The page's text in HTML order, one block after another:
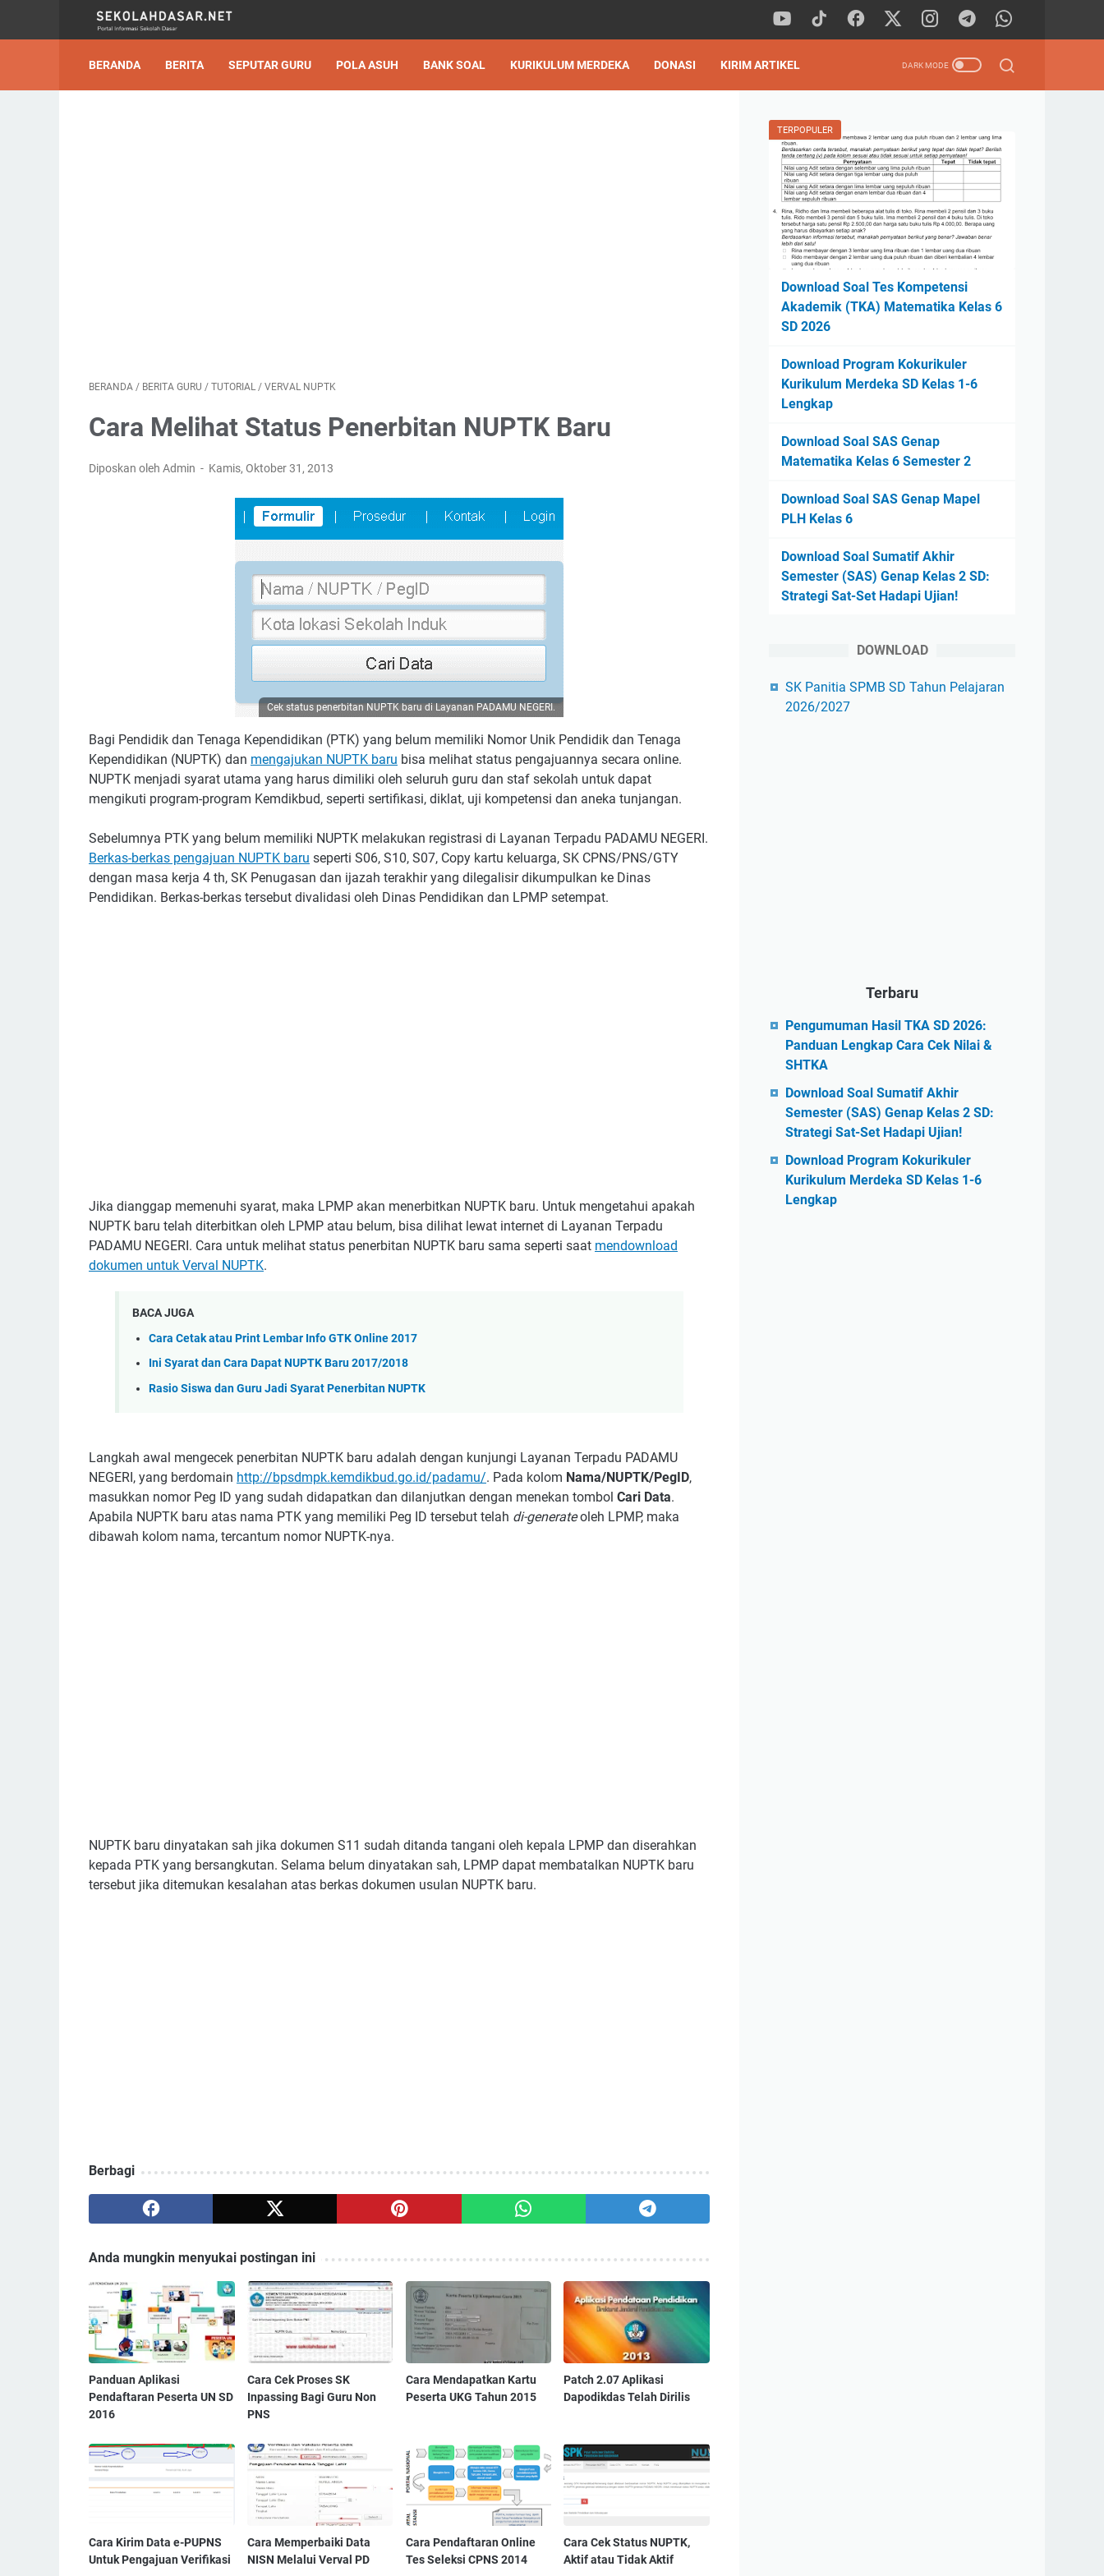
BERANDA BERITA SEPUTAR GURU POLA ASUH BANK SOAL KURIKULUM MERDEKA DONASI KIRIM ARTIKEL
BERANDA / BERITA GURU / TUTORIAL / VERVAL NUPTK
Cara Melihat Status Penerbitan NUPTK Baru
Diposkan oleh Admin Kamis, Oktober 31, 2013
Cek status penerbitan NUPTK baru di Layanan PADAMU NEGERI.
Bagi Pendidik dan Tenaga Kependidikan (PTK) yang belum memiliki Nomor Unik Pendidik dan Tenaga
Kependidikan (NUPTK) dan mengajukan NUPTK baru bisa melihat status pengajuannya secara online.
NUPTK menjadi syarat utama yang harus dimiliki oleh seluruh guru dan staf sekolah untuk dapat
mengikuti program-program Kemdikbud, seperti sertifikasi, diklat, uji kompetensi dan aneka tunjangan.
Sebelumnya PTK yang belum memiliki NUPTK melakukan registrasi di Layanan Terpadu PADAMU NEGERI.
Berkas-berkas pengajuan NUPTK baru seperti S06, S10, S07, Copy kartu keluarga, SK CPNS/PNS/GTY
dengan masa kerja 4 th, SK Penugasan dan ijazah terakhir yang dilegalisir dikumpulkan ke Dinas
Pendidikan. Berkas-berkas tersebut divalidasi oleh Dinas Pendidikan dan LPMP setempat.
Jika dianggap memenuhi syarat, maka LPMP akan menerbitkan NUPTK baru. Untuk mengetahui apakah
NUPTK baru telah diterbitkan oleh LPMP atau belum, bisa dilihat lewat internet di Layanan Terpadu
PADAMU NEGERI. Cara untuk melihat status penerbitan NUPTK baru sama seperti saat mendownload
dokumen untuk Verval NUPTK.
BACA JUGA
Cara Cetak atau Print Lembar Info GTK Online 2017
Ini Syarat dan Cara Dapat NUPTK Baru 2017/2018
Rasio Siswa dan Guru Jadi Syarat Penerbitan NUPTK
Langkah awal mengecek penerbitan NUPTK baru adalah dengan kunjungi Layanan Terpadu PADAMU
NEGERI, yang berdomain http://bpsdmpk.kemdikbud.go.id/padamu/. Pada kolom Nama/NUPTK/PegID,
masukkan nomor Peg ID yang sudah didapatkan dan dilanjutkan dengan menekan tombol Cari Data.
Apabila NUPTK baru atas nama PTK yang memiliki Peg ID tersebut telah di-generateoleh LPMP, maka
dibawah kolom nama, tercantum nomor NUPTK-nya.
NUPTK baru dinyatakan sah jika dokumen S11 sudah ditanda tangani oleh kepala LPMP dan diserahkan
kepada PTK yang bersangkutan. Selama belum dinyatakan sah, LPMP dapat membatalkan NUPTK baru
tersebut jika ditemukan kesalahan atas berkas dokumen usulan NUPTK baru.
Berbagi
Anda mungkin menyukai postingan ini
Panduan Aplikasi
Pendaftaran Peserta UN SD
2016
Cara Cek Proses SK
Inpassing Bagi Guru Non
PNS
Cara Mendapatkan Kartu
Peserta UKG Tahun 2015
Patch 2.07 Aplikasi
Dapodikdas Telah Dirilis
Cara Kirim Data e-PUPNS
Untuk Pengajuan Verifikasi
Cara Memperbaiki Data
NISN Melalui Verval PD
Cara Pendaftaran Online
Tes Seleksi CPNS 2014
Cara Cek Status NUPTK,
Aktif atau Tidak Aktif
TERPOPULER
Download Soal Tes Kompetensi
Akademik (TKA) Matematika Kelas 6
SD 2026
Download Program Kokurikuler
Kurikulum Merdeka SD Kelas 1-6
Lengkap
Download Soal SAS Genap
Matematika Kelas 6 Semester 2
Download Soal SAS Genap Mapel
PLH Kelas 6
Download Soal Sumatif Akhir
Semester (SAS) Genap Kelas 2 SD:
Strategi Sat-Set Hadapi Ujian!
DOWNLOAD
SK Panitia SPMB SD Tahun Pelajaran
2026/2027
Terbaru
Pengumuman Hasil TKA SD 2026:
Panduan Lengkap Cara Cek Nilai &
SHTKA
Download Soal Sumatif Akhir
Semester (SAS) Genap Kelas 2 SD:
Strategi Sat-Set Hadapi Ujian!
Download Program Kokurikuler
Kurikulum Merdeka SD Kelas 1-6
Lengkap